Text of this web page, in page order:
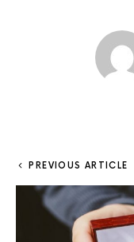
PREVIOUS ARTICLE